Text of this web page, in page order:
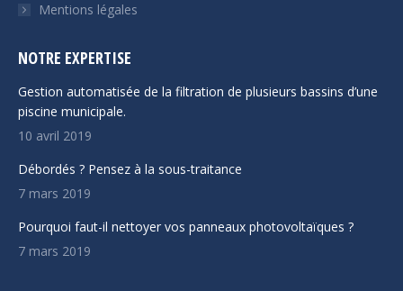
Mentions légales
NOTRE EXPERTISE
Gestion automatisée de la filtration de plusieurs bassins d’une
piscine municipale.
10 avril 2019
Débordés ? Pensez à la sous-traitance
7 mars 2019
Pourquoi faut-il nettoyer vos panneaux photovoltaïques ?
7 mars 2019